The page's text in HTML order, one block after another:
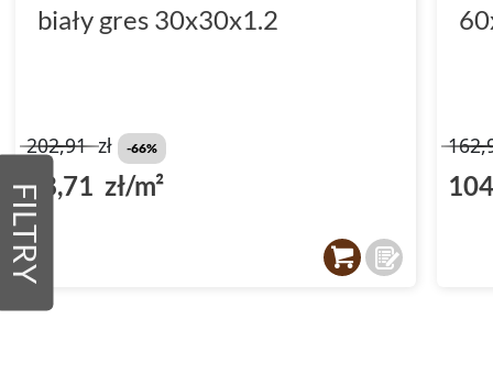
FILTRY
biały gres 30x30x1.2
202,91zł -66%
68,71 zł/m²